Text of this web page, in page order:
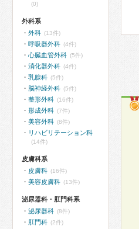
(0)
外科系
外科 (13件)
呼吸器外科 (4件)
心臓血管外科 (5件)
消化器外科 (4件)
乳腺科 (5件)
脳神経外科 (5件)
整形外科 (16件)
形成外科 (7件)
美容外科 (8件)
リハビリテーション科
(14件)
皮膚科系
皮膚科 (16件)
美容皮膚科 (13件)
泌尿器科・肛門科系
泌尿器科 (8件)
肛門科 (2件)